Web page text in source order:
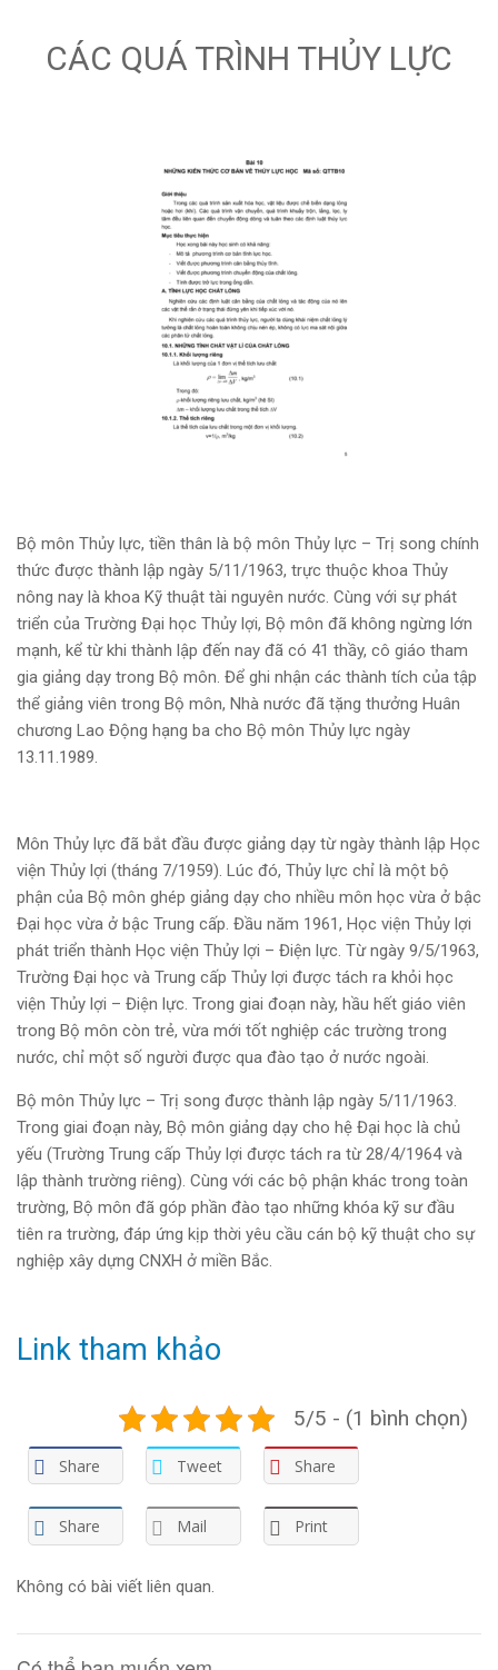
CÁC QUÁ TRÌNH THỦY LỰC
Bộ môn Thủy lực, tiền thân là bộ môn Thủy lực – Trị song chính
thức được thành lập ngày 5/11/1963, trực thuộc khoa Thủy
nông nay là khoa Kỹ thuật tài nguyên nước. Cùng với sự phát
triển của Trường Đại học Thủy lợi, Bộ môn đã không ngừng lớn
mạnh, kể từ khi thành lập đến nay đã có 41 thầy, cô giáo tham
gia giảng dạy trong Bộ môn. Để ghi nhận các thành tích của tập
thể giảng viên trong Bộ môn, Nhà nước đã tặng thưởng Huân
chương Lao Động hạng ba cho Bộ môn Thủy lực ngày
13.11.1989.
Môn Thủy lực đã bắt đầu được giảng dạy từ ngày thành lập Học
viện Thủy lợi (tháng 7/1959). Lúc đó, Thủy lực chỉ là một bộ
phận của Bộ môn ghép giảng dạy cho nhiều môn học vừa ở bậc
Đại học vừa ở bậc Trung cấp. Đầu năm 1961, Học viện Thủy lợi
phát triển thành Học viện Thủy lợi – Điện lực. Từ ngày 9/5/1963,
Trường Đại học và Trung cấp Thủy lợi được tách ra khỏi học
viện Thủy lợi – Điện lực. Trong giai đoạn này, hầu hết giáo viên
trong Bộ môn còn trẻ, vừa mới tốt nghiệp các trường trong
nước, chỉ một số người được qua đào tạo ở nước ngoài.
Bộ môn Thủy lực – Trị song được thành lập ngày 5/11/1963.
Trong giai đoạn này, Bộ môn giảng dạy cho hệ Đại học là chủ
yếu (Trường Trung cấp Thủy lợi được tách ra từ 28/4/1964 và
lập thành trường riêng). Cùng với các bộ phận khác trong toàn
trường, Bộ môn đã góp phần đào tạo những khóa kỹ sư đầu
tiên ra trường, đáp ứng kịp thời yêu cầu cán bộ kỹ thuật cho sự
nghiệp xây dựng CNXH ở miền Bắc.
Link tham khảo
5/5 - (1 bình chọn)
Share Tweet Share
Share Mail Print
Không có bài viết liên quan.